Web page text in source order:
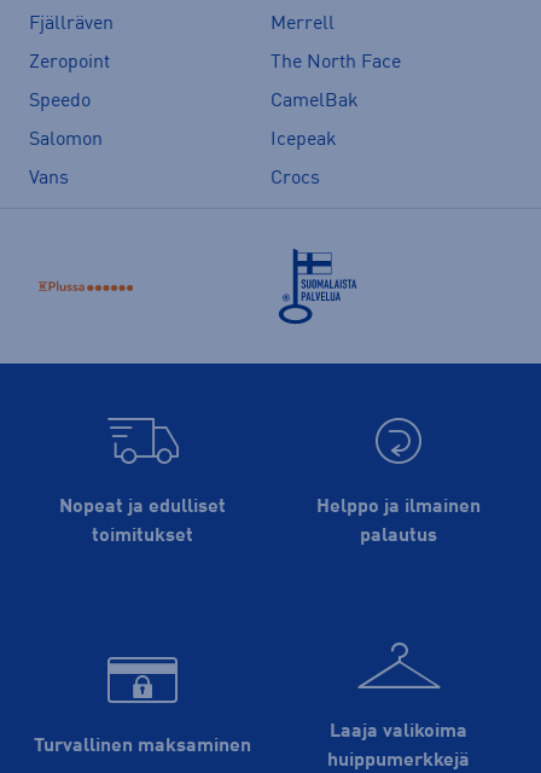
Fjällräven
Merrell
Zeropoint
The North Face
Speedo
CamelBak
Salomon
Icepeak
Vans
Crocs
Nopeat ja edulliset
toimitukset
Helppo ja ilmainen
palautus
Turvallinen maksaminen
Laaja valikoima
huippu­merkkejä